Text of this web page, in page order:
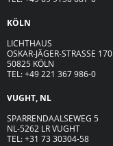
KÖLN
LICHTHAUS
OSKAR-JÄGER-STRASSE 170
50825 KÖLN
TEL: +49 221 367 986-0
VUGHT, NL
SPARRENDAALSEWEG 5
NL-5262 LR VUGHT
TEL: +31 73 30304-58